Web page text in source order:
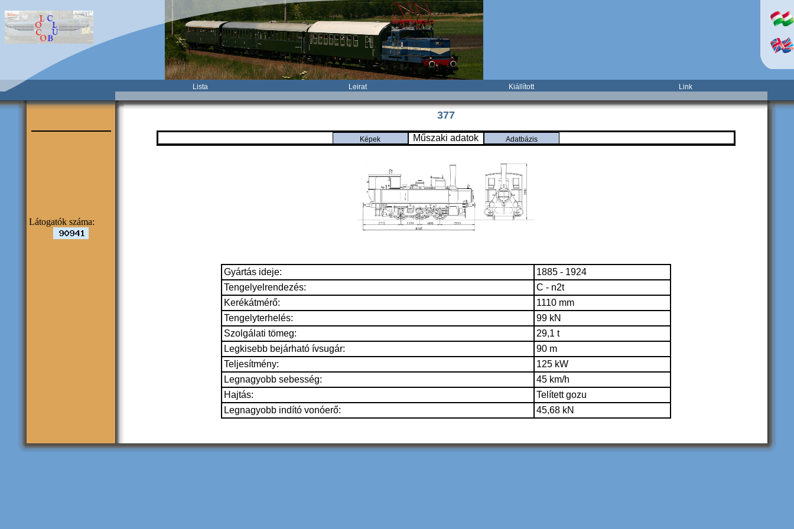
Lista Leirat Kiállított Link
Látogatók száma:
377
Képek Műszaki adatok Adatbázis
Gyártás ideje:
1885 - 1924
Tengelyelrendezés:
C - n2t
Kerékátmérő:
1110 mm
Tengelyterhelés:
99 kN
Szolgálati tömeg:
29,1 t
Legkisebb bejárható ívsugár:
90 m
Teljesítmény:
125 kW
Legnagyobb sebesség:
45 km/h
Hajtás:
Telített gozu
Legnagyobb indító vonóerő:
45,68 kN